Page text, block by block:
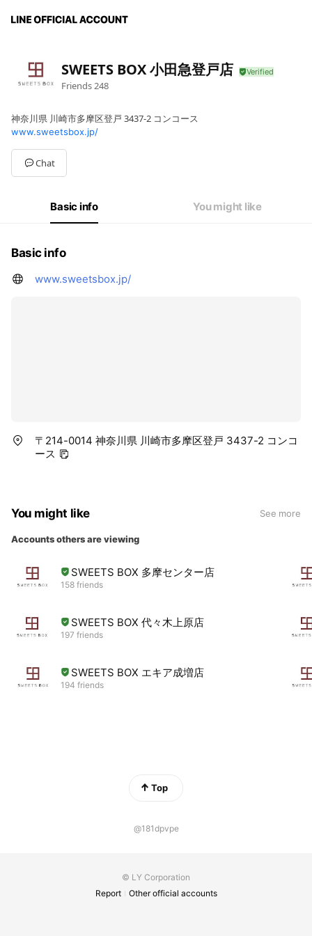
SWEETS BOX 小田急登戸店
Friends 248
神奈川県 川崎市多摩区登戸 3437-2 コンコース
www.sweetsbox.jp/
Chat
Basic info You might like
Basic info
www.sweetsbox.jp/
〒214-0014 神奈川県 川崎市多摩区登戸 3437-2 コンコ
ース
You might like See more
Accounts others are viewing
SWEETS BOX 多摩センター店
158 friends
SWEETS BOX 代々木上原店
197 friends
SWEETS BOX エキア成増店
194 friends
Top
@181dpvpe
© LY Corporation
Report
Other official accounts